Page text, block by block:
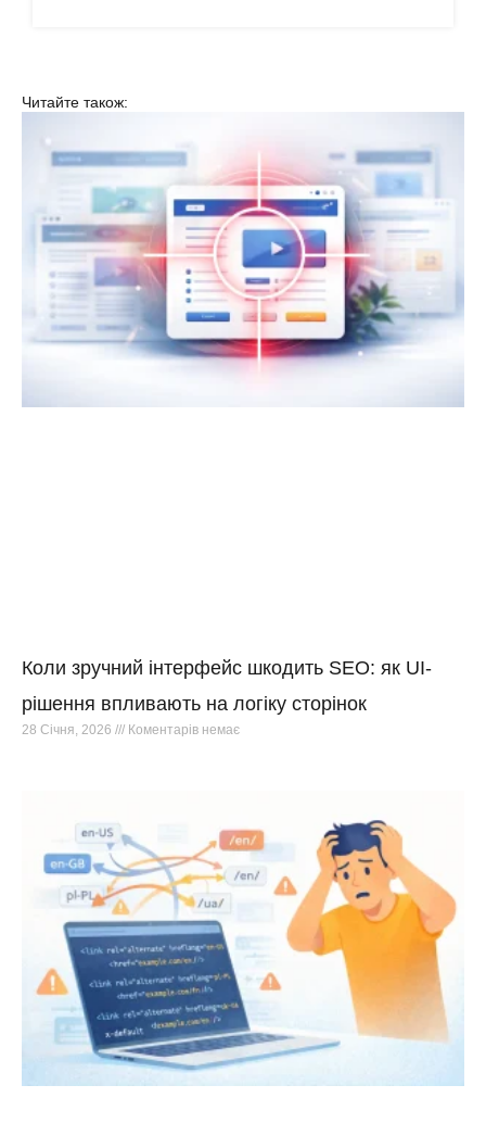
Читайте також:
Коли зручний інтерфейс шкодить SEO: як UI-
рішення впливають на логіку сторінок
28 Січня, 2026 Коментарів немає